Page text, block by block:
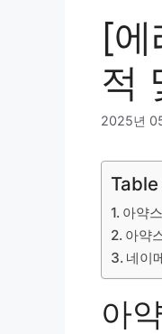
[
적
2025년
아약
아약
네이
아